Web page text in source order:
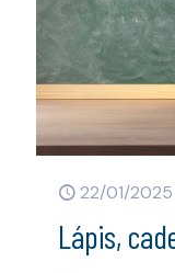
22/01/2025
Lápis,